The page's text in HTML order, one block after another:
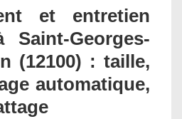
et entretien
Georges-
(12100) : taille,
automatique,